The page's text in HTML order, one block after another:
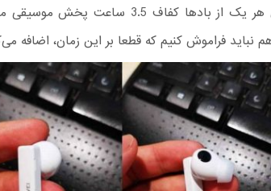
5.2 پشتیبانی می‌کند. شارژ باتری هر یک از بادها کفاف 3.5 ساعت
فراموش کنیم که قطعا بر این زمان، اضافه